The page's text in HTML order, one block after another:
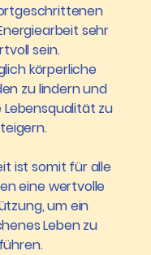
sehr
sein.
körperliche
zu lindern und
zu
ist somit für alle
eine wertvolle
um ein
Leben zu
führen.